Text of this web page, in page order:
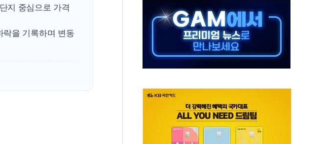
'화합' 꺼낸 김민석에 '뻔뻔' 받아친 정청래…제주 연설서 신경전 고조
지 중심으로 가격
락을 기록하며 변동